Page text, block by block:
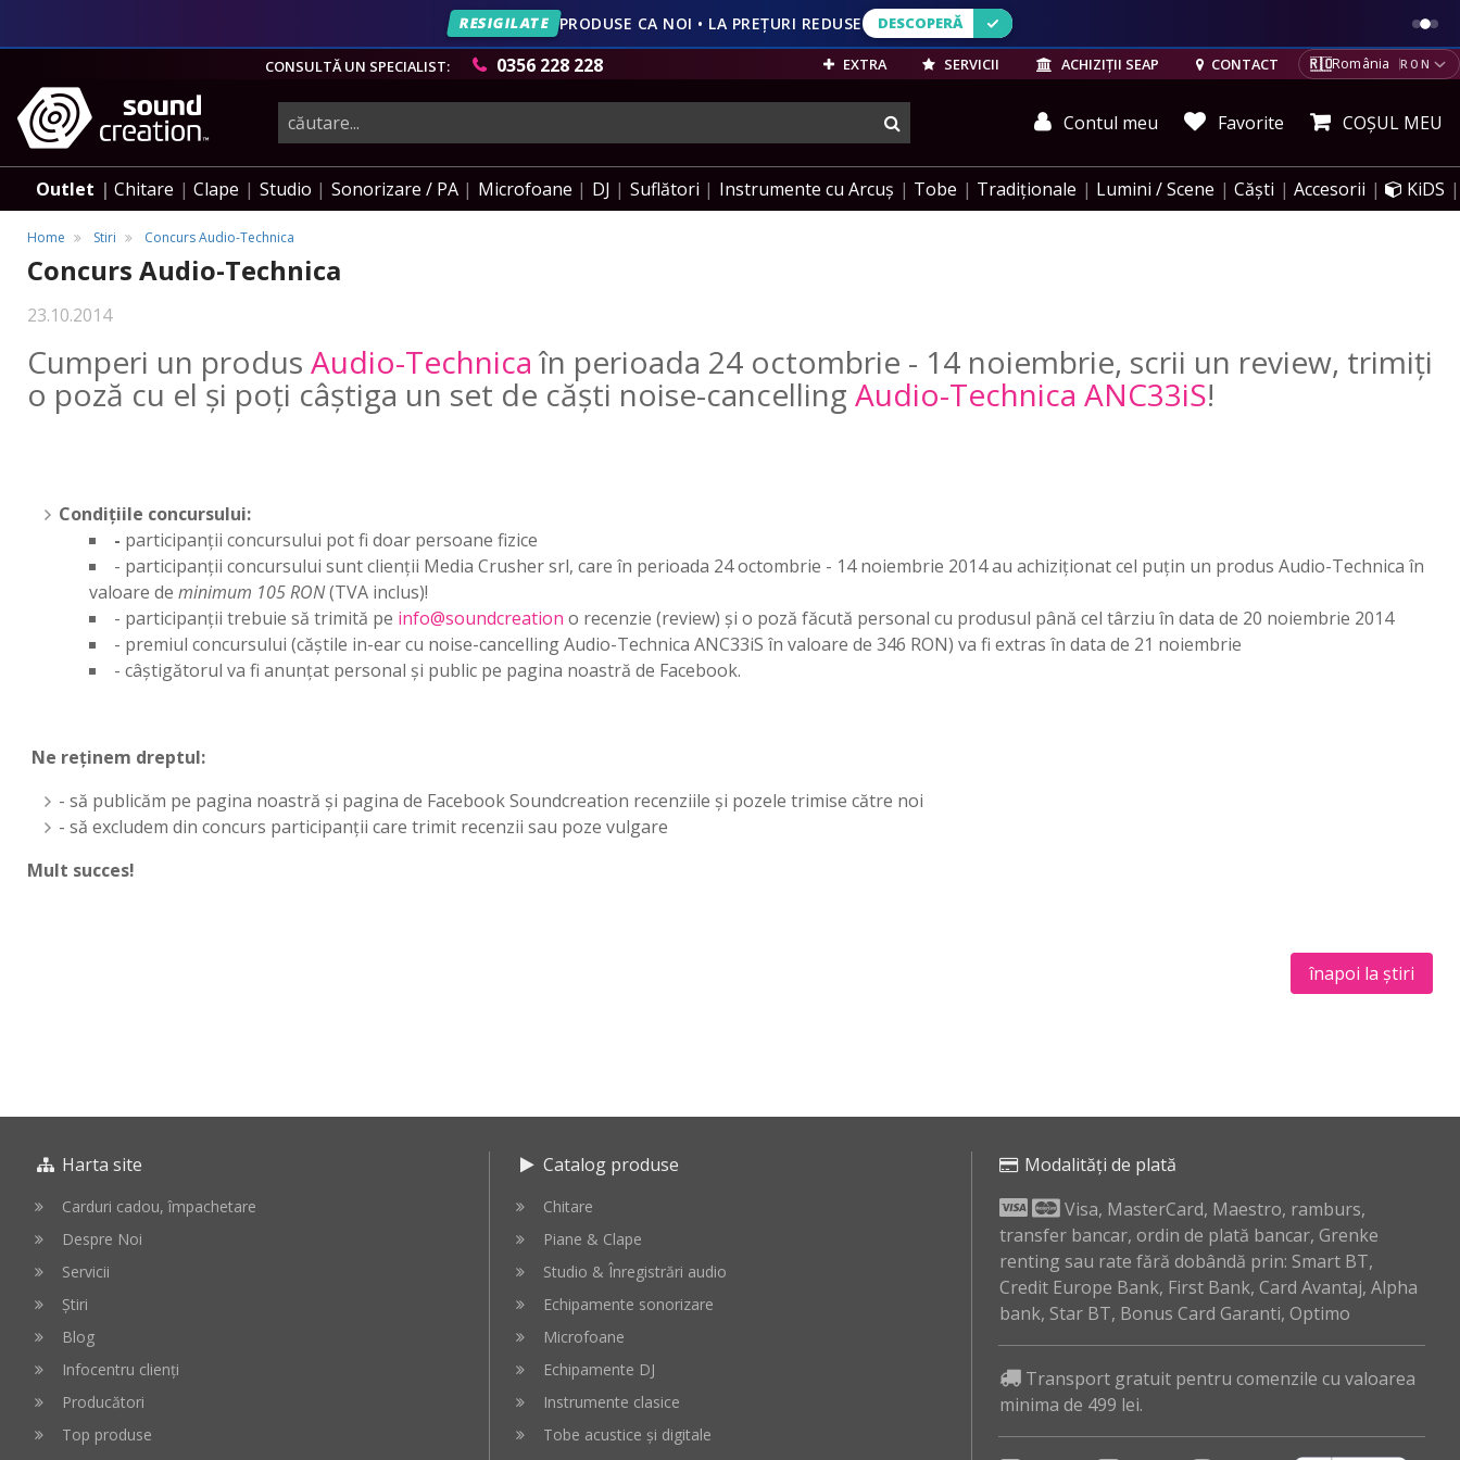
VEZI OFERTELE
RESIGILATE PRODUSE CA NOI • LA PREȚURI REDUSE DESCOPERĂ
DESCOPERĂ
CONSULTĂ UN SPECIALIST:
0356 228 228 EXTRA SERVICII ACHIZIȚII SEAP CONTACT 🇷🇴România RON
instrumente
muzicale,
echipamente
pro-
audio
Contul meu Favorite COȘUL MEU
Outlet Chitare Clape Studio Sonorizare / PA Microfoane DJ Suflători Instrumente cu Arcuș Tobe Tradiționale Lumini / Scene Căști Accesorii KiDS
Home Stiri Concurs Audio-Technica
Concurs Audio-Technica
23.10.2014
Cumperi un produs Audio-Technicaîn perioada 24 octombrie - 14 noiembrie, scrii un review, trimiți
o poză cu el și poți câștiga un set de căști noise-cancelling Audio-Technica ANC33iS!
Condițiile concursului:
- participanții concursului pot fi doar persoane fizice
- participanții concursului sunt clienții Media Crusher srl, care în perioada 24 octombrie - 14 noiembrie 2014 au achiziționat cel puțin un produs Audio-Technica în
valoare de minimum 105 RON(TVA inclus)!
- participanții trebuie să trimită pe info@soundcreation o recenzie (review) și o poză făcută personal cu produsul până cel târziu în data de 20 noiembrie 2014
- premiul concursului (căștile in-ear cu noise-cancelling Audio-Technica ANC33iS în valoare de 346 RON) va fi extras în data de 21 noiembrie
- câștigătorul va fi anunțat personal și public pe pagina noastră de Facebook.
Ne reținem dreptul:
- să publicăm pe pagina noastră și pagina de Facebook Soundcreation recenziile și pozele trimise către noi
- să excludem din concurs participanții care trimit recenzii sau poze vulgare
Mult succes!
înapoi la știri
Harta site
Carduri cadou, împachetare
Despre Noi
Servicii
Știri
Blog
Infocentru clienți
Producători
Top produse
Catalog produse
Chitare
Piane & Clape
Studio & Înregistrări audio
Echipamente sonorizare
Microfoane
Echipamente DJ
Instrumente clasice
Tobe acustice și digitale
Modalități de plată
Visa, MasterCard, Maestro, ramburs,
transfer bancar, ordin de plată bancar, Grenke
renting sau rate fără dobândă prin: Smart BT,
Credit Europe Bank, First Bank, Card Avantaj, Alpha
bank, Star BT, Bonus Card Garanti, Optimo
Transport gratuit pentru comenzile cu valoarea
minima de 499 lei.